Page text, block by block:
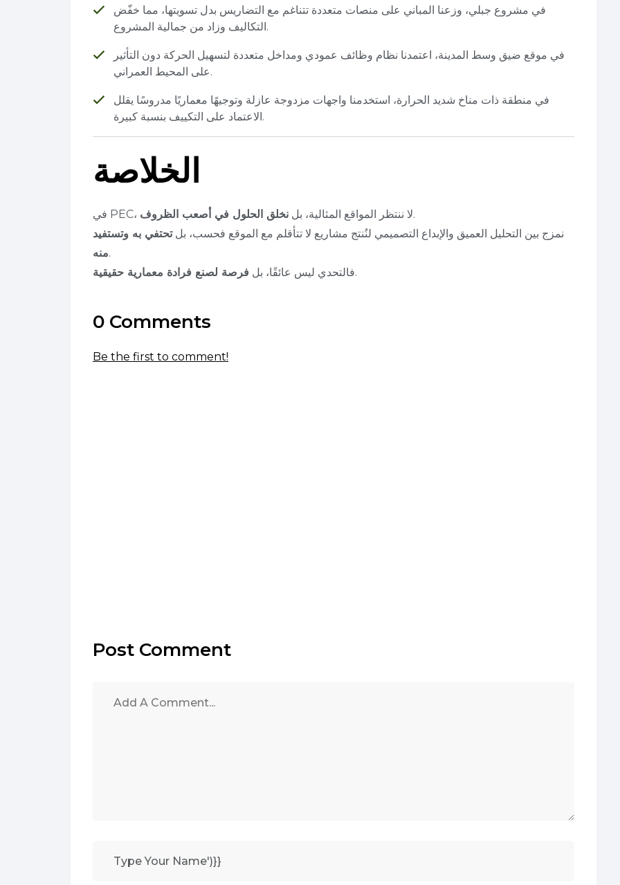
في مشروع جبلي، وزعنا المباني على منصات متعددة تتناغم مع التضاريس بدل تسويتها، مما خفّض
التكاليف وزاد من جمالية المشروع.
في موقع ضيق وسط المدينة، اعتمدنا نظام وظائف عمودي ومداخل متعددة لتسهيل الحركة دون التأثير
على المحيط العمراني.
في منطقة ذات مناخ شديد الحرارة، استخدمنا واجهات مزدوجة عازلة وتوجيهًا معماريًا مدروسًا يقلل
الاعتماد على التكييف بنسبة كبيرة.
الخلاصة
في PEC، لا ننتظر المواقع المثالية، بل نخلق الحلول في أصعب الظروف
.
نمزج بين التحليل العميق والإبداع التصميمي لنُنتج مشاريع لا تتأقلم مع الموقع فحسب، بلتحتفي به وتستفيد
منه.
فالتحدي ليس عائقًا، بل فرصة لصنع فرادة معمارية حقيقية .
0 Comments
Be the first to comment!
Post Comment